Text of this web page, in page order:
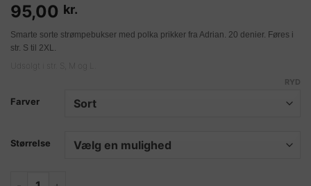
95,00 kr.
Smarte sorte strømpebukser med polka prikker fra Adrian. 20 denier. Føres i
str. S til 2XL.
Udsolgt i str. S, M og L.
Farver
Størrelse
RYD
PAULINE strømpebukser sort med polka prikker 20 DEN. antal